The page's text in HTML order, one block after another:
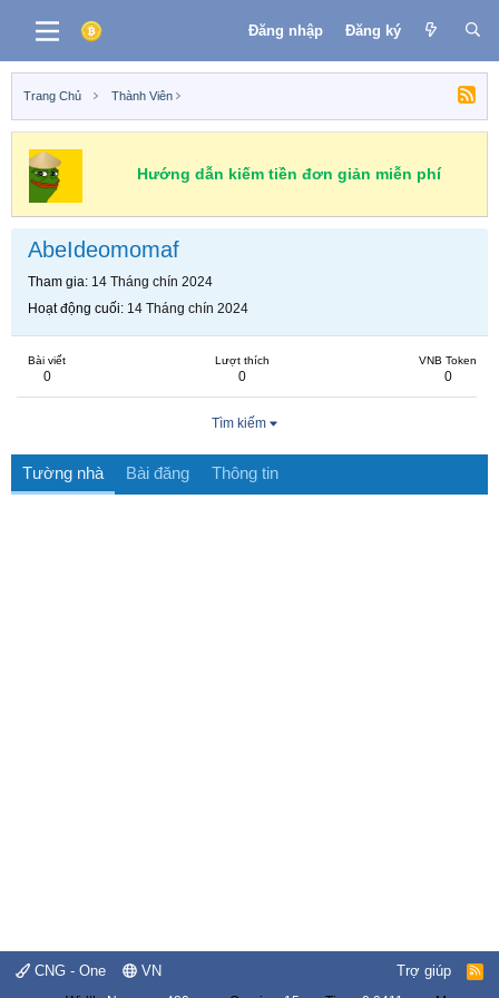
Đăng nhập Đăng ký
Trang Chủ Thành Viên
Hướng dẫn kiếm tiền đơn giản miễn phí
AbeIdeomomaf
Tham gia 14 Tháng chín 2024
Hoạt động cuối 14 Tháng chín 2024
Bài viết
0
Lượt thích
0
VNB Token
0
Tìm kiếm
Tường nhà Bài đăng Thông tin
CNG - One VN Trợ giúp
R